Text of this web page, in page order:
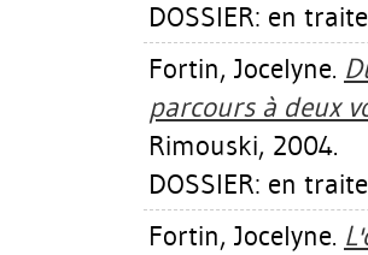
DOSSIER: en
Fortin, Jocelyne.
parcours à deux
Rimouski, 2004.
DOSSIER: en
Fortin, Jocelyne.